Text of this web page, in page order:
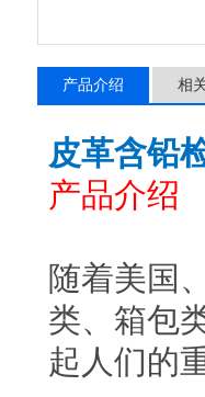
产品介绍 相
皮革含铅
产品介绍
随着美国
类、箱包
起人们的